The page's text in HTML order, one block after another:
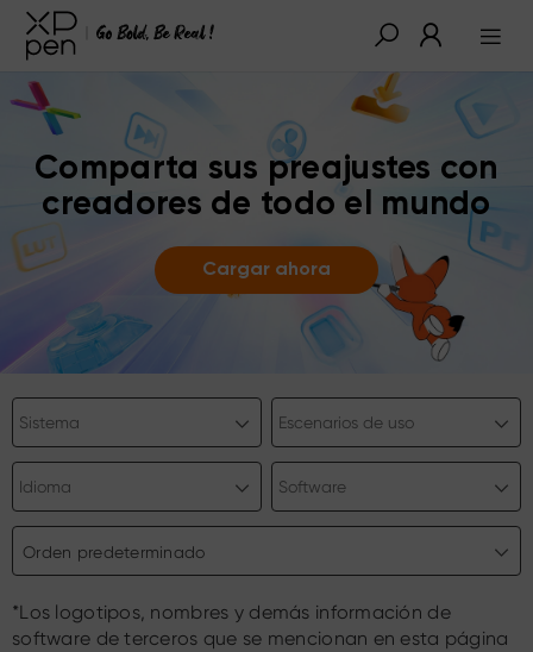
Comparta sus preajustes con
creadores de todo el mundo
Cargar ahora
Orden predeterminado
*Los logotipos, nombres y demás información de
software de terceros que se mencionan en esta página